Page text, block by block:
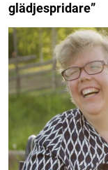
glädjespridare”